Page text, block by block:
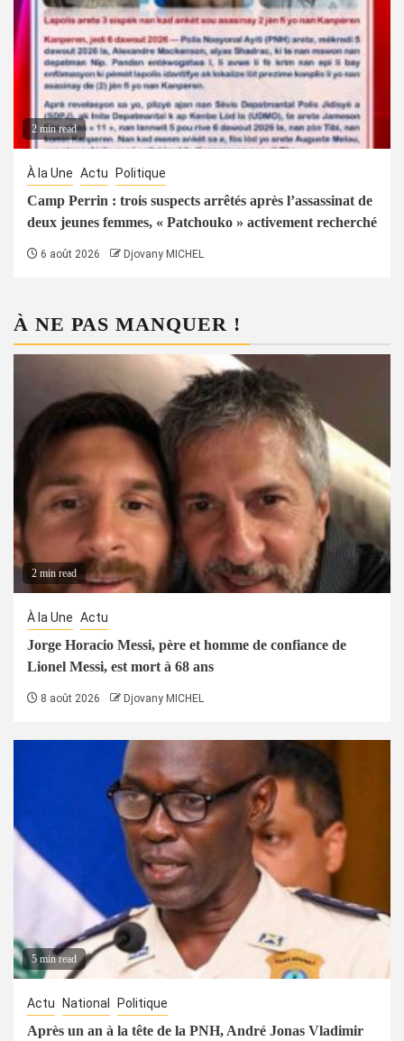
2 min read
À la Une Actu Politique
Camp Perrin : trois suspects arrêtés après l’assassinat de
deux jeunes femmes, « Patchouko » activement recherché
6 août 2026 Djovany MICHEL
À NE PAS MANQUER !
2 min read
À la Une Actu
Jorge Horacio Messi, père et homme de confiance de
Lionel Messi, est mort à 68 ans
8 août 2026 Djovany MICHEL
5 min read
Actu National Politique
Après un an à la tête de la PNH, André Jonas Vladimir